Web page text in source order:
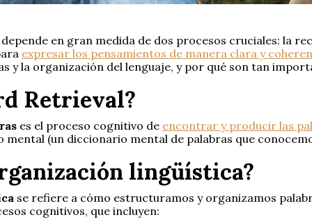
en gran medida de dos procesos cruciales: la
expresar los pensamientos de manera clara y
y la organización del lenguaje, y por qué son tan
Retrieval?
es el proceso cognitivo de encontrar y producir las
mental (un diccionario mental de palabras que
lingüística?
se refiere a cómo estructuramos y organizamos
cognitivos, que incluyen: